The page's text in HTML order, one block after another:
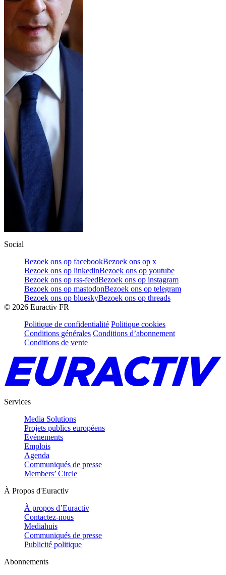
Social
Bezoek ons op facebookBezoek ons op x
Bezoek ons op linkedinBezoek ons op youtube
Bezoek ons op rss-feedBezoek ons op instagram
Bezoek ons op mastodonBezoek ons op telegram
Bezoek ons op blueskyBezoek ons op threads
© 2026 Euractiv FR
Politique de confidentialité Politique cookies
Conditions générales Conditions d’abonnement
Conditions de vente
Services
Media Solutions
Projets publics européens
Evénements
Emplois
Agenda
Communiqués de presse
Members’ Circle
À Propos d'Euractiv
À propos d’Euractiv
Contactez-nous
Mediahuis
Communiqués de presse
Publicité politique
Abonnements